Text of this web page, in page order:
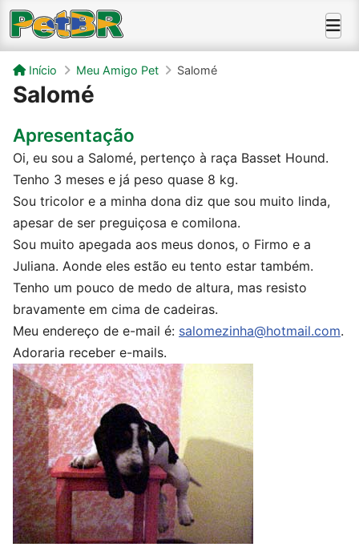
Início Meu Amigo Pet Salomé
Salomé
Apresentação
Oi, eu sou a Salomé, pertenço à raça Basset Hound.
Tenho 3 meses e já peso quase 8 kg.
Sou tricolor e a minha dona diz que sou muito linda,
apesar de ser preguiçosa e comilona.
Sou muito apegada aos meus donos, o Firmo e a
Juliana. Aonde eles estão eu tento estar também.
Tenho um pouco de medo de altura, mas resisto
bravamente em cima de cadeiras.
Meu endereço de e-mail é: salomezinha@hotmail.com.
Adoraria receber e-mails.